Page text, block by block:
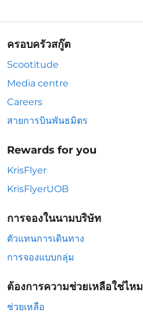
ครอบครัวสกู๊ต
Scootitude
Media centre
Careers
สายการบินพันธมิตร
Rewards for you
KrisFlyer
KrisFlyerUOB
การจองในนามบริษัท
ตัวแทนการเดินทาง
การจองแบบกลุ่ม
ต้องการความช่วยเหลือใช่ไหม
ช่วยเหลือ